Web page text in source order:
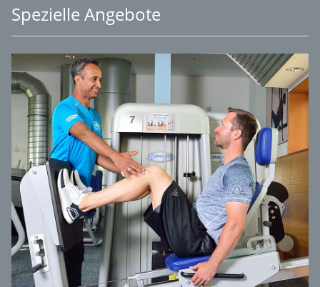
Spezielle Angebote